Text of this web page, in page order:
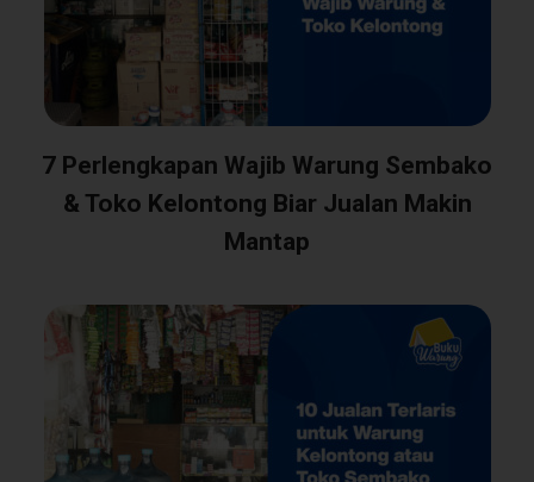
7 Perlengkapan Wajib Warung Sembako
& Toko Kelontong Biar Jualan Makin
Mantap